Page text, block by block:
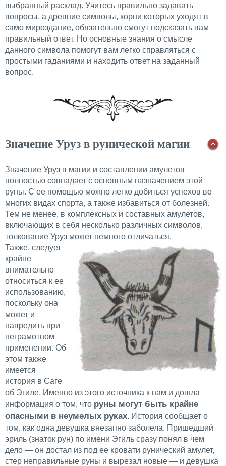
выбранный расклад. Учитесь правильно задавать
вопросы, а древние символы, корни которых уходят в
само мироздание, обязательно смогут подсказать вам
правильный ответ. Но основные знания о смысле
данного символа помогут вам легко справляться с
простыми гаданиями и находить ответ на заданный
вопрос.
Значение Уруз в рунической магии
Значение Уруз в магии и составлении амулетов
полностью совпадает с основным назначением этой
руны. С ее помощью можно легко добиться успехов во
многих видах спорта, а также избавиться от болезней.
Тем не менее, в комплексных и составных амулетов,
включающих в себя несколько различных символов,
толкование Уруз может немного отличаться.
Также, следует
крайне
внимательно
относиться к ее
использованию,
поскольку она
может и
навредить при
неграмотном
применении. Об
этом также
имеется
история в Саге
об Эгиле. Именно из этого источника к нам и дошла
информация о том, что руны могут быть крайне
опасными в неумелых руках. История сообщает о
том, как одна девушка внезапно заболела. Пришедший
эриль (знаток рун) по имени Эгиль сразу понял в чем
дело — он достал из под ее кровати рунический амулет,
стер неправильные руны и вырезал новые — и девушка